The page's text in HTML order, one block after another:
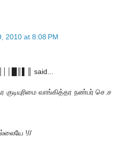
2010 at 8:08 PM
said...
குடியுரிமை வாங்கித்தர நண்பர் செ.ச
!//